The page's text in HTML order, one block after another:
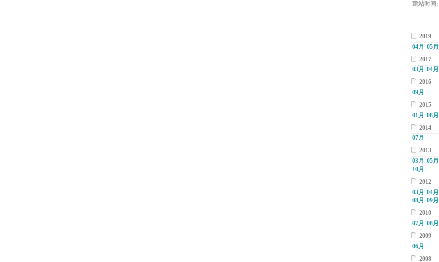
建站时间:
2019
04月 05月
2017
03月 04月
2016
09月
2015
01月 08月
2014
07月
2013
03月 05月
10月
2012
03月 04月
08月 09月
2010
07月 08月
2009
06月
2008